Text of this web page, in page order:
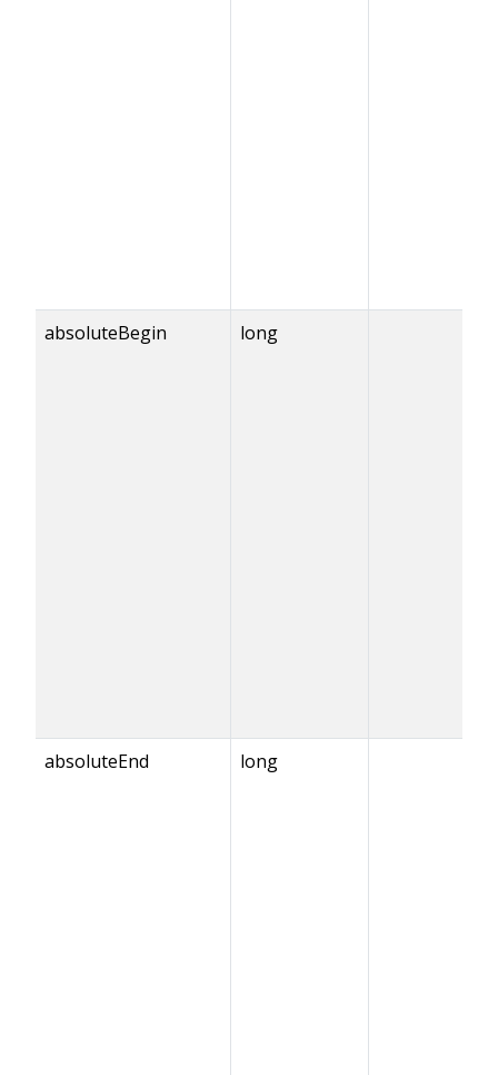
absoluteBegin long
absoluteEnd long